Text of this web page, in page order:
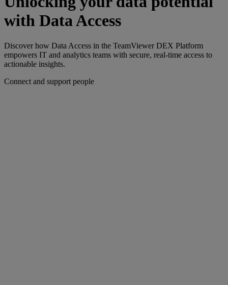
with Data Access
Discover how Data Access in the TeamViewer DEX Platform
empowers IT and analytics teams with secure, real-time access to
actionable insights.
Connect and support people